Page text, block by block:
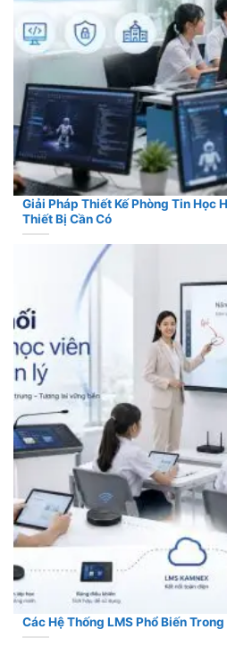
Giải Pháp Thiết Kế Phòng Tin Học
Thiết Bị Cần Có
Các Hệ Thống LMS Phổ Biến Trong